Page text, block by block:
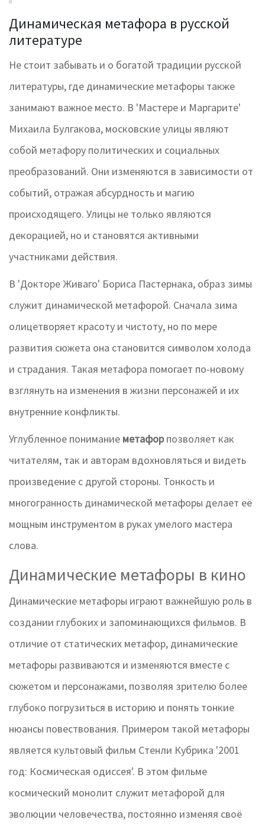
Динамическая метафора в русской
литературе
Не стоит забывать и о богатой традиции русской
литературы, где динамические метафоры также
занимают важное место. В 'Мастере и Маргарите'
Михаила Булгакова, московские улицы являют
собой метафору политических и социальных
преобразований. Они изменяются в зависимости от
событий, отражая абсурдность и магию
происходящего. Улицы не только являются
декорацией, но и становятся активными
участниками действия.
В 'Докторе Живаго' Бориса Пастернака, образ зимы
служит динамической метафорой. Сначала зима
олицетворяет красоту и чистоту, но по мере
развития сюжета она становится символом холода
и страдания. Такая метафора помогает по-новому
взглянуть на изменения в жизни персонажей и их
внутренние конфликты.
Углубленное понимание метафорпозволяет как
читателям, так и авторам вдохновляться и видеть
произведение с другой стороны. Тонкость и
многогранность динамической метафоры делает её
мощным инструментом в руках умелого мастера
слова.
Динамические метафоры в кино
Динамические метафоры играют важнейшую роль в
создании глубоких и запоминающихся фильмов. В
отличие от статических метафор, динамические
метафоры развиваются и изменяются вместе с
сюжетом и персонажами, позволяя зрителю более
глубоко погрузиться в историю и понять тонкие
нюансы повествования. Примером такой метафоры
является культовый фильм Стенли Кубрика '2001
год: Космическая одиссея'. В этом фильме
космический монолит служит метафорой для
эволюции человечества, постоянно изменяя своё